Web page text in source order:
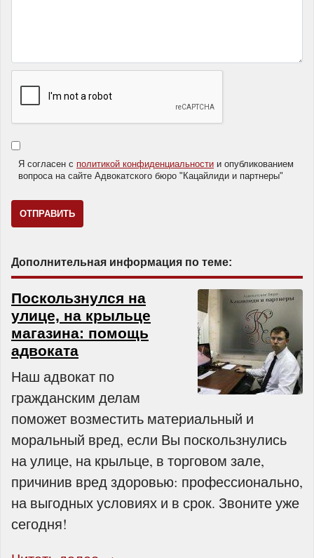
Я согласен с политикой конфиденциальности и опубликованием
вопроса на сайте Адвокатского бюро "Кацайлиди и партнеры"
Дополнительная информация по теме:
Поскользнулся на
улице, на крыльце
магазина: помощь
адвоката
Наш адвокат по
гражданским делам
поможет возместить материальный и
моральный вред, если Вы поскользнулись
на улице, на крыльце, в торговом зале,
причинив вред здоровью: профессионально,
на выгодных условиях и в срок. Звоните уже
сегодня!